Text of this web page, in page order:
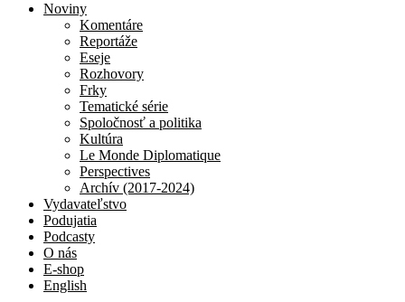
Noviny
Komentáre
Reportáže
Eseje
Rozhovory
Frky
Tematické série
Spoločnosť a politika
Kultúra
Le Monde Diplomatique
Perspectives
Archív (2017-2024)
Vydavateľstvo
Podujatia
Podcasty
O nás
E-shop
English